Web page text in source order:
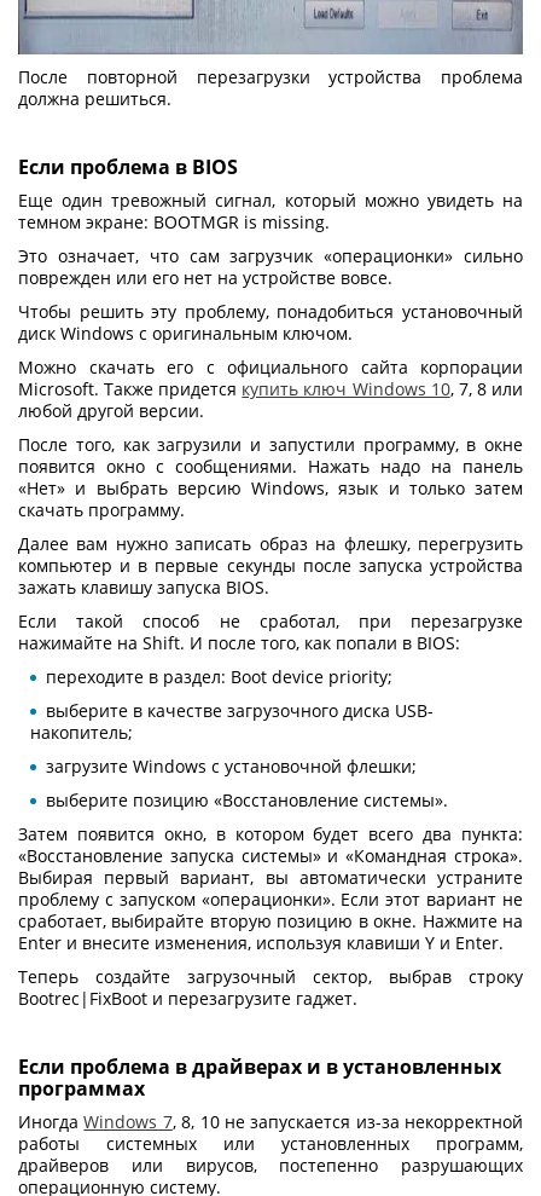
После повторной перезагрузки устройства проблема
должна решиться.
Если проблема в BIOS
Еще один тревожный сигнал, который можно увидеть на
темном экране: BOOTMGR is missing.
Это означает, что сам загрузчик «операционки» сильно
поврежден или его нет на устройстве вовсе.
Чтобы решить эту проблему, понадобиться установочный
диск Windows с оригинальным ключом.
Можно скачать его с официального сайта корпорации
Microsoft. Также придется купить ключ Windows 10, 7, 8 или
любой другой версии.
После того, как загрузили и запустили программу, в окне
появится окно с сообщениями. Нажать надо на панель
«Нет» и выбрать версию Windows, язык и только затем
скачать программу.
Далее вам нужно записать образ на флешку, перегрузить
компьютер и в первые секунды после запуска устройства
зажать клавишу запуска BIOS.
Если такой способ не сработал, при перезагрузке
нажимайте на Shift. И после того, как попали в BIOS:
переходите в раздел: Boot device priority;
выберите в качестве загрузочного диска USB-
накопитель;
загрузите Windows с установочной флешки;
выберите позицию «Восстановление системы».
Затем появится окно, в котором будет всего два пункта:
«Восстановление запуска системы» и «Командная строка».
Выбирая первый вариант, вы автоматически устраните
проблему с запуском «операционки». Если этот вариант не
сработает, выбирайте вторую позицию в окне. Нажмите на
Enter и внесите изменения, используя клавиши Y и Enter.
Теперь создайте загрузочный сектор, выбрав строку
Bootrec|FixBoot и перезагрузите гаджет.
Если проблема в драйверах и в установленных
программах
ИногдаWindows 7, 8, 10 не запускается из-за некорректной
работы системных или установленных программ,
драйверов или вирусов, постепенно разрушающих
операционную систему.